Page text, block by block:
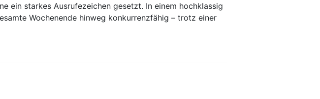
ein starkes Ausrufezeichen gesetzt. In einem hochklassig
Wochenende hinweg konkurrenzfähig – trotz einer